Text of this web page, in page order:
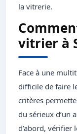
la vitrerie.
vitrier à
Face à une
difficile de faire
critères
du sérieux d’un
d’abord, vérifier